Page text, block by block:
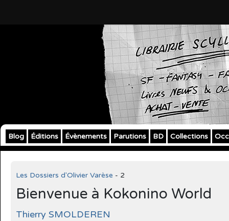
Blog Éditions Évènements Parutions BD Collections
Les Dossiers d'Olivier Varèse - 2
Bienvenue à Kokonino World
Thierry SMOLDEREN